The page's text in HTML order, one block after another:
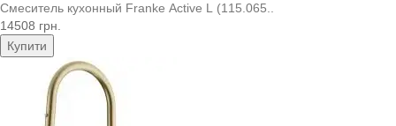
Смеситель кухонный Franke Active L (115.065..
14508 грн.
Купити